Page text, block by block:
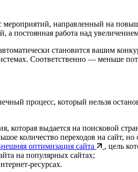
направленный на
постоянная работа над
становится вашим
Соответственно — меньше
процесс, который нельзя
которая выдается на поисковой
количество переходов на сайт,
оптимизация сайта
, цель
на популярных сайтах;
ресурсах.